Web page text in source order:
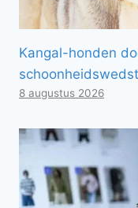
Kangal-honden
8 augustus 2026